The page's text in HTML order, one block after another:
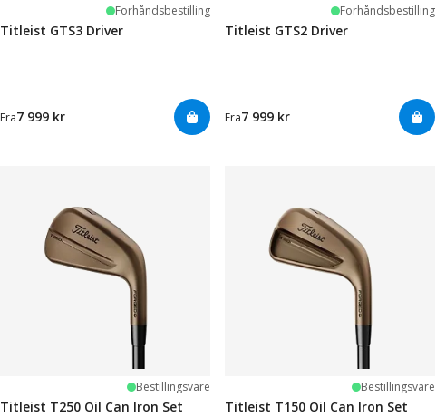
Forhåndsbestilling
Titleist GTS3 Driver
Fra7 999 kr
Forhåndsbestilling
Titleist GTS2 Driver
Fra7 999 kr
Bestillingsvare
Titleist T250 Oil Can Iron Set
Bestillingsvare
Titleist T150 Oil Can Iron Set